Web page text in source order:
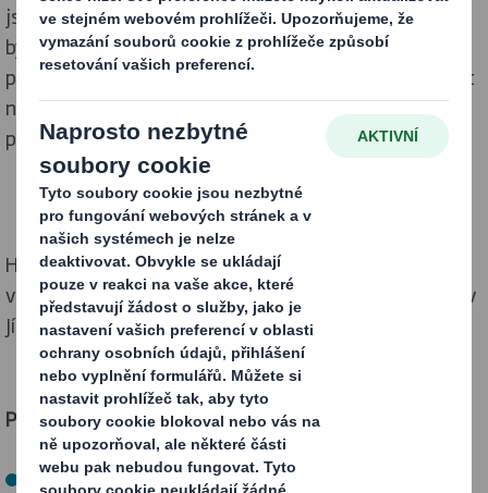
jsme hrdí. Věříme, že i my můžeme přispět k tomu, aby
byl náš svět lepší a zdravější. Budeme rádi, když se i vy
přidáte k naší snaze a pomůžete nám pozitivně ovlivnit
naše okolí i celý svět. Nyní hledáme kolegu/kolegyni na
pozici:
Hledáme spolehlivou osobu, která je ochotna pracovat
ve směnném provoze (včetně nočních směn) v závodě v
Jílovém u Děčína.
Požadujeme:
vyučení technického směru